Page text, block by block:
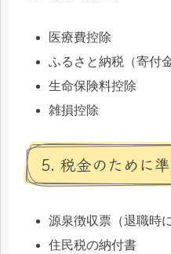
医療費控除
ふるさと納税（寄付
生命保険料控除
雑損控除
5. 税金のために
源泉徴収票（退職時
住民税の納付書